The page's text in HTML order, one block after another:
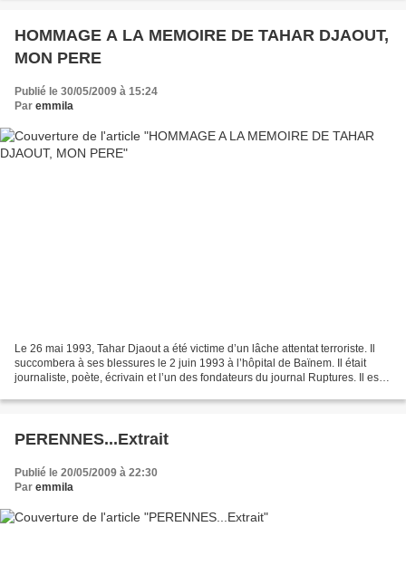
HOMMAGE A LA MEMOIRE DE TAHAR DJAOUT,
MON PERE
Publié le 30/05/2009 à 15:24
Par emmila
Le 26 mai 1993, Tahar Djaout a été victime d’un lâche attentat terroriste. Il
succombera à ses blessures le 2 juin 1993 à l’hôpital de Baïnem. Il était
journaliste, poète, écrivain et l’un des fondateurs du journal Ruptures. Il est
PERENNES...Extrait
Publié le 20/05/2009 à 22:30
Par emmila